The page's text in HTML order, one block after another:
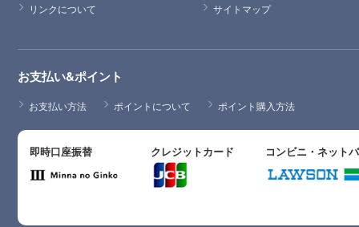
リンクについて
サイトマップ
お支払い&ポイント
お支払い方法 ポイントについて ポイント購入方法
即時口座振替 クレジットカード コンビニ・ネット